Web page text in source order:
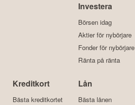
Investera
Börsen idag
Aktier för nybörjare
Fonder för nybörjare
Ränta på ränta
Kreditkort
Bästa kreditkortet
Lån
Bästa lånen